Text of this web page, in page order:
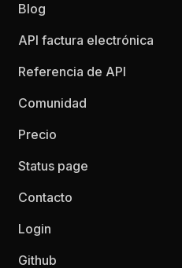
Blog
API factura electrónica
Referencia de API
Comunidad
Precio
Status page
Contacto
Login
Github